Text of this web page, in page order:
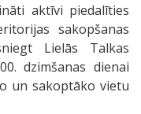
aktīvi piedalīties
sakopšanas
Lielās Talkas
dzimšanas dienai
un sakoptāko vietu